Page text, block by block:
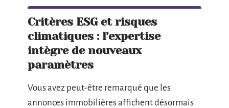
Critères ESG et risques
climatiques : l’expertise
intègre de nouveaux
paramètres
Vous avez peut-être remarqué que les
annonces immobilières affichent désormais